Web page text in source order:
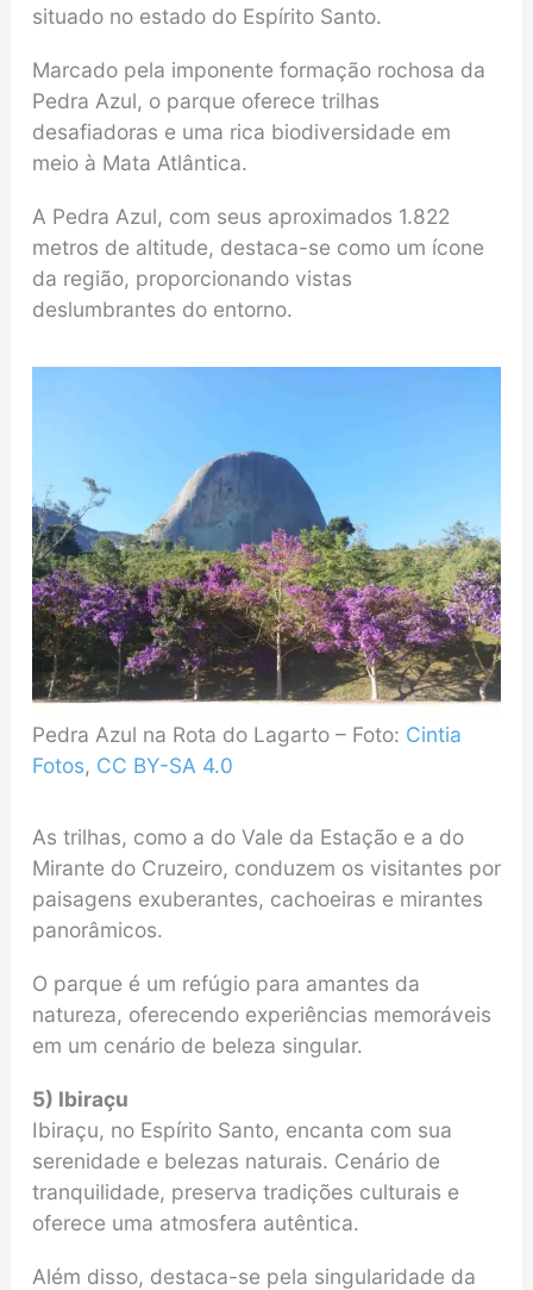
situado no estado do Espírito Santo.
Marcado pela imponente formação rochosa da
Pedra Azul, o parque oferece trilhas
desafiadoras e uma rica biodiversidade em
meio à Mata Atlântica.
A Pedra Azul, com seus aproximados 1.822
metros de altitude, destaca-se como um ícone
da região, proporcionando vistas
deslumbrantes do entorno.
Pedra Azul na Rota do Lagarto – Foto: Cintia
Fotos, CC BY-SA 4.0
As trilhas, como a do Vale da Estação e a do
Mirante do Cruzeiro, conduzem os visitantes por
paisagens exuberantes, cachoeiras e mirantes
panorâmicos.
O parque é um refúgio para amantes da
natureza, oferecendo experiências memoráveis
em um cenário de beleza singular.
5) Ibiraçu
Ibiraçu, no Espírito Santo, encanta com sua
serenidade e belezas naturais. Cenário de
tranquilidade, preserva tradições culturais e
oferece uma atmosfera autêntica.
Além disso, destaca-se pela singularidade da